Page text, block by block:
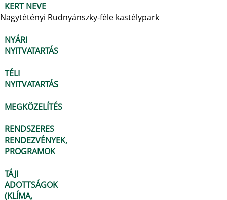
KERT NEVE
Nagytétényi Rudnyánszky-féle kastélypark
NYÁRI
NYITVATARTÁS
TÉLI
NYITVATARTÁS
MEGKÖZELÍTÉS
RENDSZERES
RENDEZVÉNYEK,
PROGRAMOK
TÁJI
ADOTTSÁGOK
(KLÍMA,